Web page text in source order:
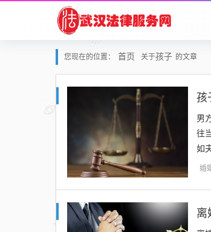
您现在的位置： 首页 关于孩子 的文章
孩
男
往
如
权
婚
离